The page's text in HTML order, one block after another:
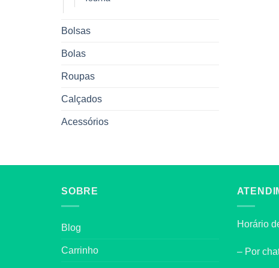
Bolsas
Bolas
Roupas
Calçados
Acessórios
SOBRE
Blog
Carrinho
Horário
– Por